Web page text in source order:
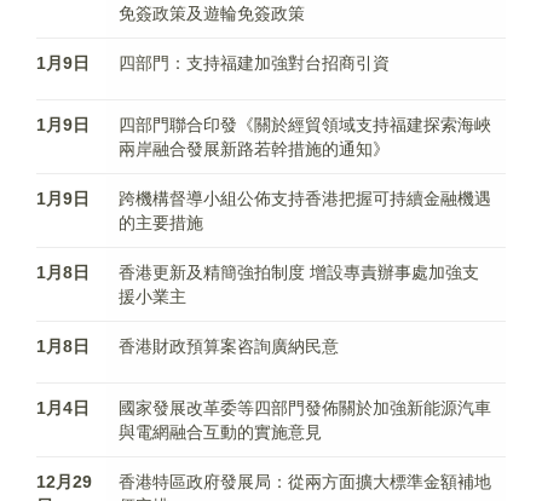
免簽政策及遊輪免簽政策
1月9日 四部門：支持福建加強對台招商引資
1月9日
四部門聯合印發《關於經貿領域支持福建探索海峽
兩岸融合發展新路若幹措施的通知》
1月9日
跨機構督導小組公佈支持香港把握可持續金融機遇
的主要措施
1月8日
香港更新及精簡強拍制度 增設專責辦事處加強支
援小業主
1月8日 香港財政預算案咨詢廣納民意
1月4日
國家發展改革委等四部門發佈關於加強新能源汽車
與電網融合互動的實施意見
12月29
香港特區政府發展局：從兩方面擴大標準金額補地